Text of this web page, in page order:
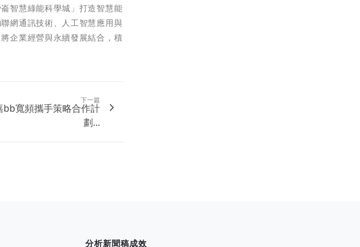
智慧綠能科學城」打造智慧能
網通訊技術、人工智慧應用與
企業經營與永續發展結合，積
下一篇
bb寬頻攜手策略合作計
劃...
分析新聞稿成效